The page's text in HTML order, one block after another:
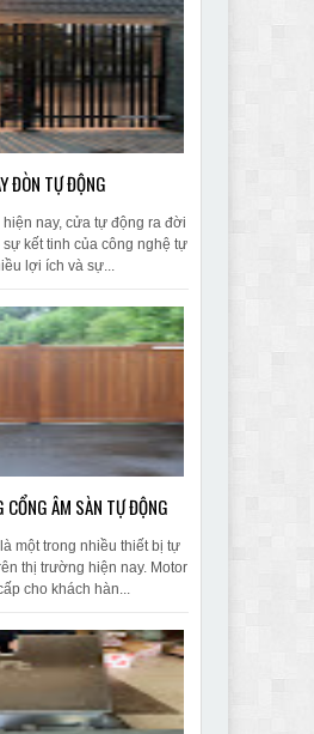
ĐÒN TỰ ĐỘNG
nay, cửa tự động ra đời
kết tinh của công nghệ tự
lợi ích và sự...
ÂM SÀN TỰ ĐỘNG
một trong nhiều thiết bị tự
thị trường hiện nay. Motor
cho khách hàn...